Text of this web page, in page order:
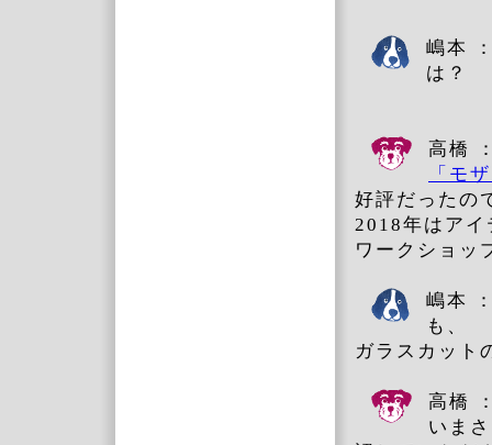
嶋本
は？
高橋
「モ
好評だったの
2018年はアイ
ワークショッ
嶋本
も、
ガラスカット
高橋
いま